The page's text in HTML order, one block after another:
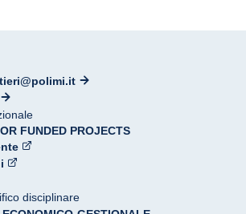
FUNDED PROJECTS
disciplinare